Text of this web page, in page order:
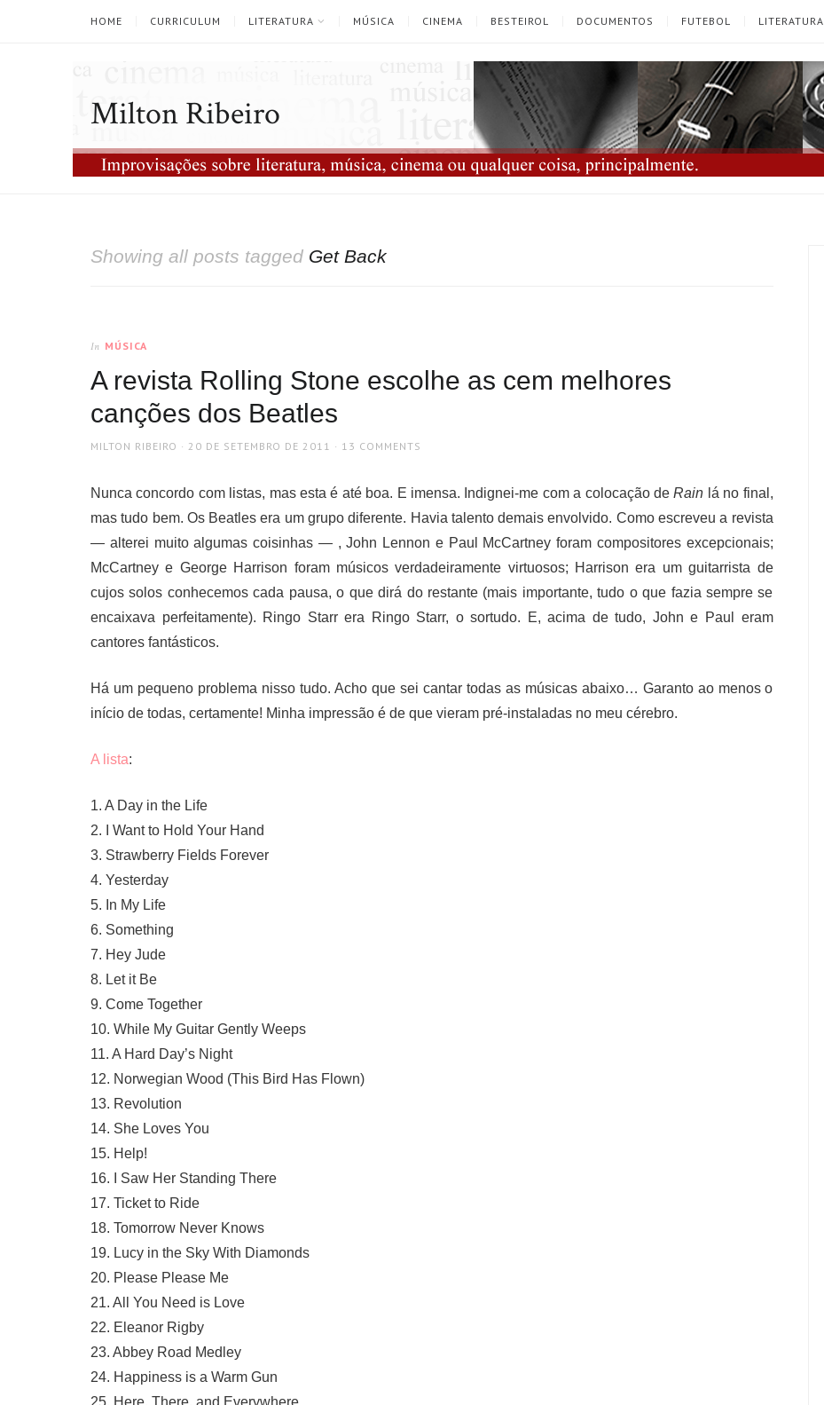
HOME CURRICULUM LITERATURA MÚSICA CINEMA BESTEIROL DOCUMENTOS FUTEBOL LITERATURA
Milton Ribeiro
Showing all posts tagged Get Back
In MÚSICA
A revista Rolling Stone escolhe as cem melhores
canções dos Beatles
AUTHOR
MILTON RIBEIRO
POSTED
20 DE SETEMBRO DE 2011 13 COMMENTS
Nunca concordo com listas, mas esta é até boa. E imensa. Indignei-me com a colocação deRain lá no final,
mas tudo bem. Os Beatles era um grupo diferente. Havia talento demais envolvido. Como escreveu a revista
— alterei muito algumas coisinhas — , John Lennon e Paul McCartney foram compositores excepcionais;
McCartney e George Harrison foram músicos verdadeiramente virtuosos; Harrison era um guitarrista de
cujos solos conhecemos cada pausa, o que dirá do restante (mais importante, tudo o que fazia sempre se
encaixava perfeitamente). Ringo Starr era Ringo Starr, o sortudo. E, acima de tudo, John e Paul eram
cantores fantásticos.
Há um pequeno problema nisso tudo. Acho que sei cantar todas as músicas abaixo… Garanto ao menos o
início de todas, certamente! Minha impressão é de que vieram pré-instaladas no meu cérebro.
A lista:
1. A Day in the Life
2. I Want to Hold Your Hand
3. Strawberry Fields Forever
4. Yesterday
5. In My Life
6. Something
7. Hey Jude
8. Let it Be
9. Come Together
10. While My Guitar Gently Weeps
11. A Hard Day’s Night
12. Norwegian Wood (This Bird Has Flown)
13. Revolution
14. She Loves You
15. Help!
16. I Saw Her Standing There
17. Ticket to Ride
18. Tomorrow Never Knows
19. Lucy in the Sky With Diamonds
20. Please Please Me
21. All You Need is Love
22. Eleanor Rigby
23. Abbey Road Medley
24. Happiness is a Warm Gun
25. Here, There, and Everywhere